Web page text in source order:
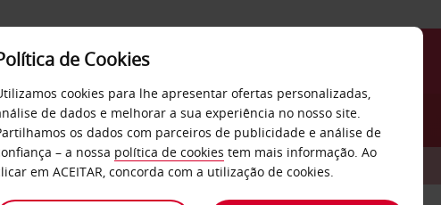
SERVIÇOS EMPRESAS
CARRO
de Cookies
cookies para lhe apresentar ofertas personalizadas,
de dados e melhorar a sua experiência no nosso site.
os dados com parceiros de publicidade e análise de
– a nossa política de cookies tem mais informação. Ao
em ACEITAR, concorda com a utilização de cookies.